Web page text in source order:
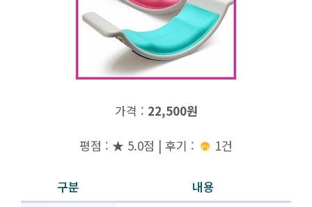
가격 : 22,500원
평점 : ★ 5.0점 | 후기 : 1건
구분
내용